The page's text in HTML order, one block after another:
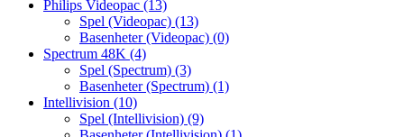
Philips Videopac (13)
Spel (Videopac) (13)
Basenheter (Videopac) (0)
Spectrum 48K (4)
Spel (Spectrum) (3)
Basenheter (Spectrum) (1)
Intellivision (10)
Spel (Intellivision) (9)